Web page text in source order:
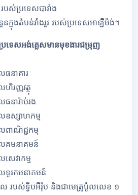
រទេសបារាំង
បន់រាំងរួរ របស់ប្រទេសអាឡឺម៉ង់។
េសអង់គ្លេសមានមុខងារជម្រុញ
ាគារ
ញ្ញវត្ថុ
រ៉ាប់រង
សាហកម្ម
ណិជ្ជកម្ម
នាគមន៍
វាកម្ម
គមនាគមន៍
ស់ទ្វីបអឺរ៉ុប និងជាមេត្រូប៉ូលលេខ ១